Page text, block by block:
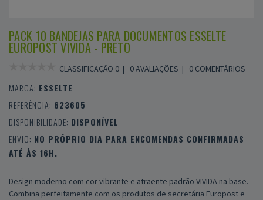
PACK 10 BANDEJAS PARA DOCUMENTOS ESSELTE
EUROPOST VIVIDA - PRETO
CLASSIFICAÇÃO 0 | 0 AVALIAÇÕES | 0 COMENTÁRIOS
MARCA: ESSELTE
REFERÊNCIA: 623605
DISPONIBILIDADE: DISPONÍVEL
ENVIO: NO PRÓPRIO DIA PARA ENCOMENDAS CONFIRMADAS
ATÉ ÀS 16H.
Design moderno com cor vibrante e atraente padrão VIVIDA na base.
Combina perfeitamente com os produtos de secretária Europost e